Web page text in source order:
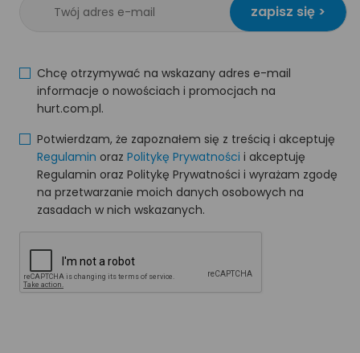
zapisz się >
Chcę otrzymywać na wskazany adres e-mail
informacje o nowościach i promocjach na
hurt.com.pl.
Potwierdzam, że zapoznałem się z treścią i akceptuję
Regulamin oraz Politykę Prywatności i akceptuję
Regulamin oraz Politykę Prywatności i wyrażam zgodę
na przetwarzanie moich danych osobowych na
zasadach w nich wskazanych.